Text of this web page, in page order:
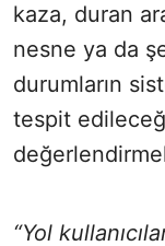
kaza, duran
nesne ya da
durumların
tespit
“Yol